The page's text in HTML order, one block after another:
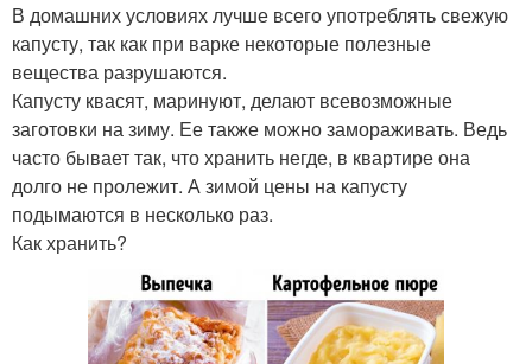
В домашних условиях лучше всего употреблять свежую
капусту, так как при варке некоторые полезные
вещества разрушаются.
Капусту квасят, маринуют, делают всевозможные
заготовки на зиму. Ее также можно замораживать. Ведь
часто бывает так, что хранить негде, в квартире она
долго не пролежит. А зимой цены на капусту
подымаются в несколько раз.
Как хранить?